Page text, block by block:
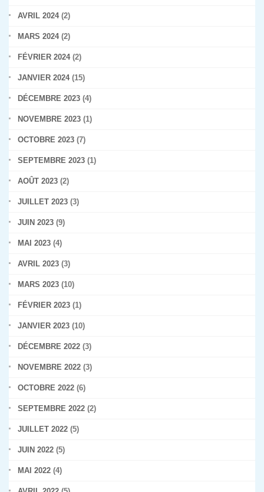
AVRIL 2024(2)
MARS 2024(2)
FÉVRIER 2024(2)
JANVIER 2024(15)
DÉCEMBRE 2023 (4)
NOVEMBRE 2023 (1)
OCTOBRE 2023 (7)
SEPTEMBRE 2023 (1)
AOÛT 2023 (2)
JUILLET 2023 (3)
JUIN 2023 (9)
MAI 2023 (4)
AVRIL 2023 (3)
MARS 2023 (10)
FÉVRIER 2023 (1)
JANVIER 2023 (10)
DÉCEMBRE 2022 (3)
NOVEMBRE 2022 (3)
OCTOBRE 2022 (6)
SEPTEMBRE 2022 (2)
JUILLET 2022 (5)
JUIN 2022 (5)
MAI 2022 (4)